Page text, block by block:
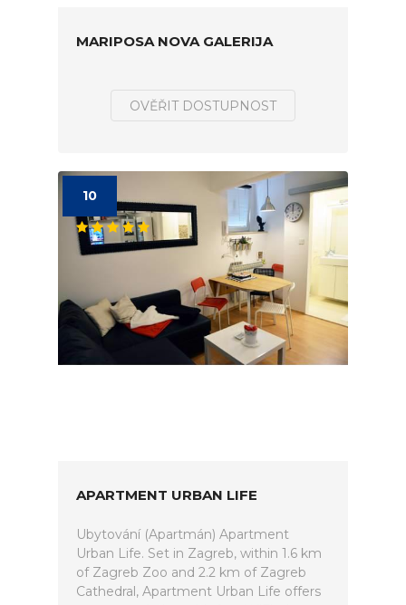
MARIPOSA NOVA GALERIJA
OVĚŘIT DOSTUPNOST
10
APARTMENT URBAN LIFE
Ubytování (Apartmán) Apartment
Urban Life. Set in Zagreb, within 1.6 km
of Zagreb Zoo and 2.2 km of Zagreb
Cathedral, Apartment Urban Life offers